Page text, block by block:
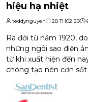
hiệu hạ nhiệt
teddynguyen 28 TH02 20
Ra đời từ năm 1920,
những ngôi sao điện
từ khi xuất hiện đến
chóng tạo nên cơn